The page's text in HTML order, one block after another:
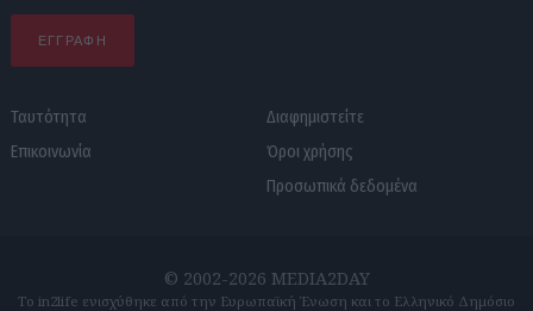
ΕΓΓΡΑΦΗ
Ταυτότητα
Επικοινωνία
Διαφημιστείτε
Όροι χρήσης
Προσωπικά δεδομένα
© 2002-2026 MEDIA2DAY
Το in2life ενισχύθηκε από την Ευρωπαϊκή Ένωση και το Ελληνικό Δημόσιο